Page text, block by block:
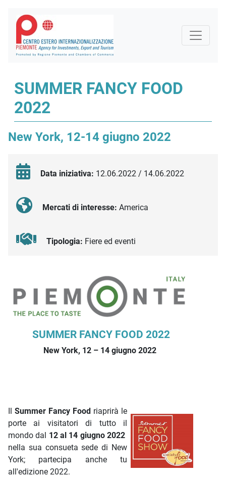
SUMMER FANCY FOOD
2022
New York, 12-14 giugno 2022
Data iniziativa: 12.06.2022 / 14.06.2022
Mercati di interesse: America
Tipologia: Fiere ed eventi
Descrizione iniziativa
SUMMER FANCY FOOD 2022
New York, 12 – 14 giugno 2022
Il Summer Fancy Food riaprirà le
porte ai visitatori di tutto il
mondo dal 12 al 14 giugno 2022
nella sua consueta sede di New
York; partecipa anche tu
all'edizione 2022.